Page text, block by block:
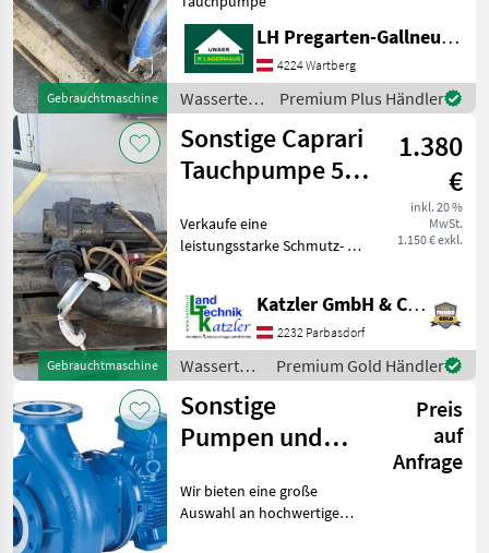
MARKTPLATZ
Marktplatz Händlerangebote Kleinanzeigen
Gebrauchtmaschine
LH Pregarten-Gallneukirchen, Pregarten
4224 Wartberg
Wassertechnik
/ Sonstige
Premium Plus Händler
Gebrauchtmaschine
Sonstige Caprari
Tauchpumpe 5,5
Schmutzwasserpumpe
Abw
1.380
€
inkl. 20 %
MwSt.
1.150 € exkl.
Verkaufe eine
leistungsstarke Schmutz- /
funktioniert einwandfrei
und wurde zuletzt noch
betrieben. Ideal für
Baustelle
Katzler GmbH & Co.KG.
2232 Parbasdorf
Wassertechnik
/ Sonstige
Premium Gold Händler
Sonstige
Pumpen und
Preis
auf
Anfrage
Wir bieten eine große
Auswahl an hochwertigen